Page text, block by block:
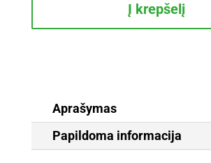
Į krepšelį
Aprašymas
Papildoma informacija